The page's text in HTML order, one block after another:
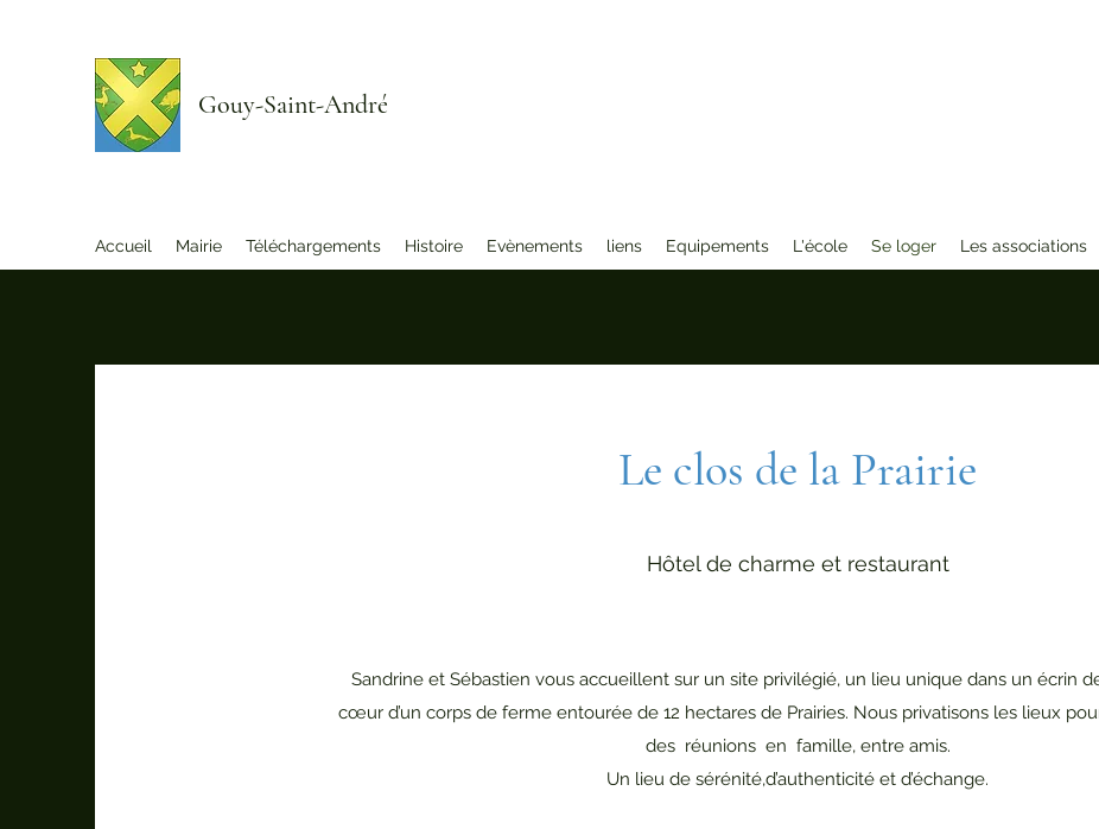
Gouy-Saint-André
Accueil Mairie Téléchargements Histoire Evènements liens Equipements L'école Se loger Les associations
Le clos de la Prairie
Hôtel de charme et restaurant
Sandrine et Sébastien vous accueillent sur un site privilégié, un lieu unique dans un écrin
cœur d’un corps de ferme entourée de 12 hectares de Prairies. Nous privatisons les lieux
des réunions en famille, entre amis.
Un lieu de sérénité,d’authenticité et d’échange.